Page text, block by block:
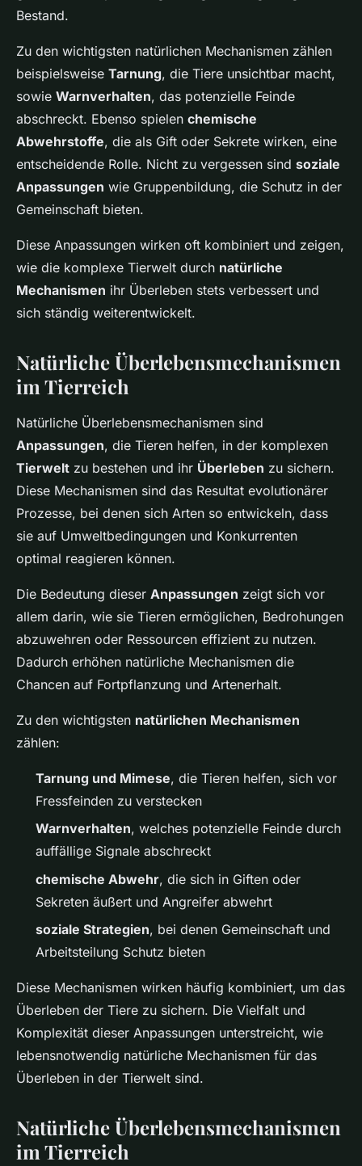
Bestand.
Zu den wichtigsten natürlichen Mechanismen zählen
beispielsweise Tarnung, die Tiere unsichtbar macht,
sowie Warnverhalten, das potenzielle Feinde
abschreckt. Ebenso spielen chemische
Abwehrstoffe, die als Gift oder Sekrete wirken, eine
entscheidende Rolle. Nicht zu vergessen sind soziale
Anpassungen wie Gruppenbildung, die Schutz in der
Gemeinschaft bieten.
Diese Anpassungen wirken oft kombiniert und zeigen,
wie die komplexe Tierwelt durch natürliche
Mechanismen ihr Überleben stets verbessert und
sich ständig weiterentwickelt.
Natürliche Überlebensmechanismen
im Tierreich
Natürliche Überlebensmechanismen sind
Anpassungen, die Tieren helfen, in der komplexen
Tierwelt zu bestehen und ihr Überleben zu sichern.
Diese Mechanismen sind das Resultat evolutionärer
Prozesse, bei denen sich Arten so entwickeln, dass
sie auf Umweltbedingungen und Konkurrenten
optimal reagieren können.
Die Bedeutung dieser Anpassungen zeigt sich vor
allem darin, wie sie Tieren ermöglichen, Bedrohungen
abzuwehren oder Ressourcen effizient zu nutzen.
Dadurch erhöhen natürliche Mechanismen die
Chancen auf Fortpflanzung und Artenerhalt.
Zu den wichtigsten natürlichen Mechanismen
zählen:
Tarnung und Mimese, die Tieren helfen, sich vor
Fressfeinden zu verstecken
Warnverhalten, welches potenzielle Feinde durch
auffällige Signale abschreckt
chemische Abwehr, die sich in Giften oder
Sekreten äußert und Angreifer abwehrt
soziale Strategien, bei denen Gemeinschaft und
Arbeitsteilung Schutz bieten
Diese Mechanismen wirken häufig kombiniert, um das
Überleben der Tiere zu sichern. Die Vielfalt und
Komplexität dieser Anpassungen unterstreicht, wie
lebensnotwendig natürliche Mechanismen für das
Überleben in der Tierwelt sind.
Natürliche Überlebensmechanismen
im Tierreich